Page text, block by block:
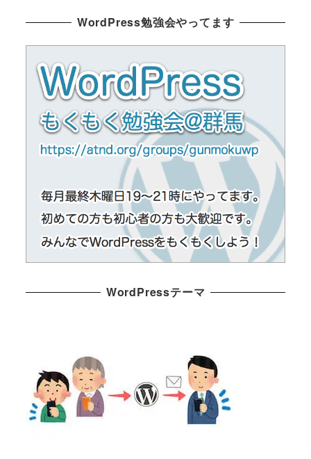
WordPress勉強会やってます
WordPressテーマ